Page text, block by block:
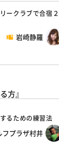
ークラブで合宿２
岩崎静羅
方』
るための練習法
フプラザ村井